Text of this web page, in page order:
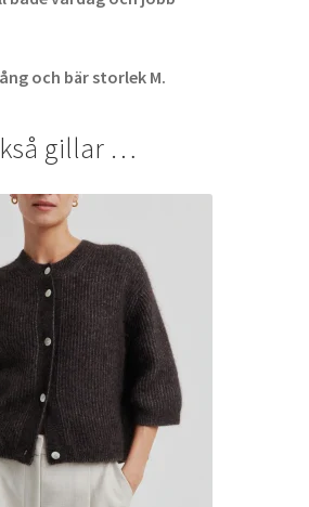
och bär storlek M.
gillar …